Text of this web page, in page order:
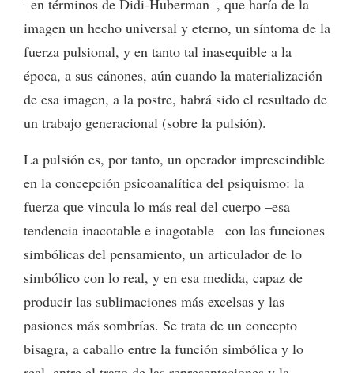
imagen un hecho universal y eterno, un síntoma de la
fuerza pulsional, y en tanto tal inasequible a la
época, a sus cánones, aún cuando la materialización
de esa imagen, a la postre, habrá sido el resultado de
un trabajo generacional (sobre la pulsión).
La pulsión es, por tanto, un operador imprescindible
en la concepción psicoanalítica del psiquismo: la
fuerza que vincula lo más real del cuerpo –esa
tendencia inacotable e inagotable– con las funciones
simbólicas del pensamiento, un articulador de lo
simbólico con lo real, y en esa medida, capaz de
producir las sublimaciones más excelsas y las
pasiones más sombrías. Se trata de un concepto
bisagra, a caballo entre la función simbólica y lo